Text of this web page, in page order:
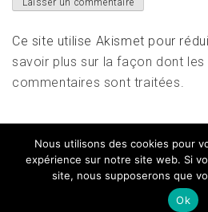
Ce site utilise Akismet pour
savoir plus sur la façon dont
commentaires sont traitées
Copyright All right reserved|
Nous utilisons des cookies pour
expérience sur notre site web. Si
site, nous supposerons que
Ok